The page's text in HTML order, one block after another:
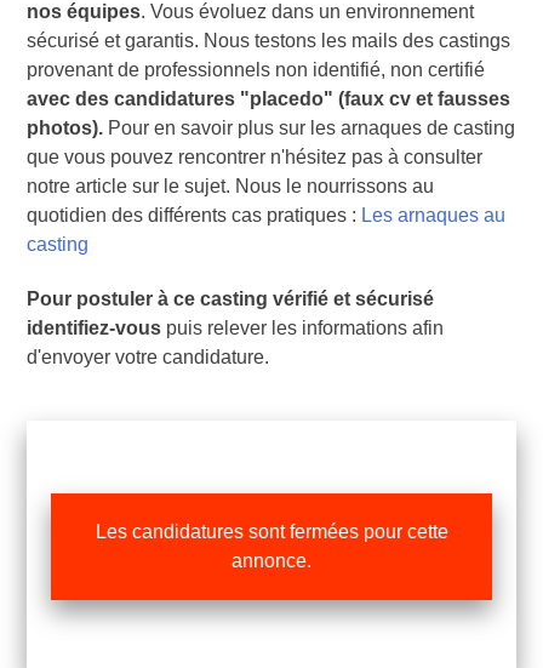
nos équipes. Vous évoluez dans un environnement
sécurisé et garantis. Nous testons les mails des castings
provenant de professionnels non identifié, non certifié
avec des candidatures "placedo" (faux cv et fausses
photos). Pour en savoir plus sur les arnaques de casting
que vous pouvez rencontrer n'hésitez pas à consulter
notre article sur le sujet. Nous le nourrissons au
quotidien des différents cas pratiques : Les arnaques au
casting
Pour postuler à ce casting vérifié et sécurisé
identifiez-vous puis relever les informations afin
d'envoyer votre candidature.
Les candidatures sont fermées pour cette
annonce.